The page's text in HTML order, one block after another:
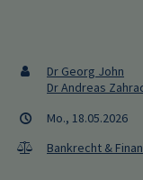
Dr Georg John
Dr Andreas
Mo., 18.05.2026
Bankrecht &